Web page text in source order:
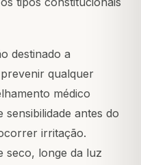
destinado a
qualquer
médico
sensibilidade antes do
irritação.
seco, longe da luz